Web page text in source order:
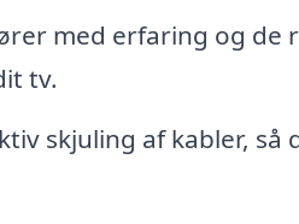
med erfaring og
tv.
skjuling af kabler,